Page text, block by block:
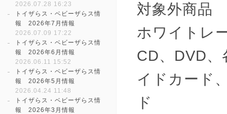
対象外商品
ホワイトレ
CD、DVD
イドカード
ド
2026.07.28 16:23
トイザらス・ベビーザらス情
報 2026年7月情報
2026.07.09 17:22
トイザらス・ベビーザらス情
報 2026年6月情報
2026.06.11 15:52
トイザらス・ベビーザらス情
報 2026年5月情報
2026.04.24 11:48
トイザらス・ベビーザらス情
報 2026年3月情報